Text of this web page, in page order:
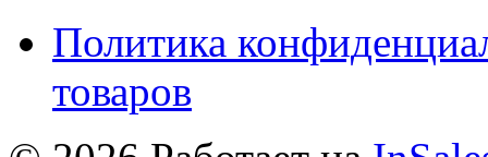
Политика
товаров